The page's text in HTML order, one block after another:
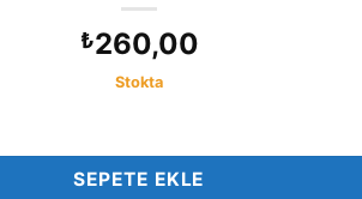
₺260,00
Stokta
Taşı adet
SEPETE EKLE